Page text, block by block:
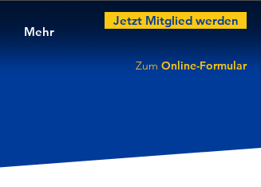
Mehr
Jetzt Mitglied werden
Zum Online-Formular